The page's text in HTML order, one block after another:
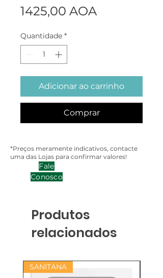
1425,00 AOA
Quantidade *
Adicionar ao carrinho
Comprar
*Preços meramente indicativos, contacte
uma das Lojas para confirmar valores!
Fale
Conosco
Produtos
relacionados
SANITANA